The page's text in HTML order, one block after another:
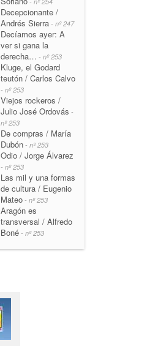
Decepcionante /
Andrés Sierra - nº 247
Decíamos ayer: A
ver si gana la
derecha… - nº 253
Kluge, el Godard
teutón / Carlos Calvo
- nº 253
Viejos rockeros /
Julio José Ordovás -
nº 253
De compras / María
Dubón - nº 253
Odio / Jorge Álvarez
- nº 253
Las mil y una formas
de cultura / Eugenio
Mateo - nº 253
Aragón es
transversal / Alfredo
Boné - nº 253